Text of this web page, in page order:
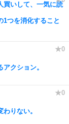
買いして、一気に読
1つを消化すること
クション。
りない。